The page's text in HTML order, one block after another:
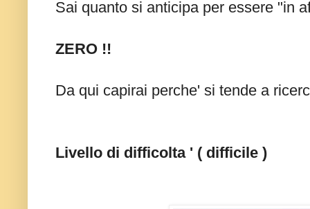
Sai quanto si anticipa per essere "in
ZERO !!
Da qui capirai perche' si tende a
Livello di difficolta ' ( difficile )